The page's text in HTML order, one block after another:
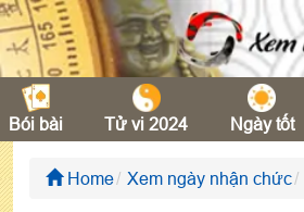
Bói bài Tử vi 2024 Ngày tốt
Home Xem ngày nhận chức